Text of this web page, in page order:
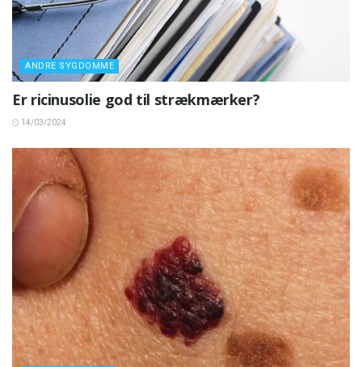
ANDRE SYGDOMME
Er ricinusolie god til strækmærker?
14/03/2024